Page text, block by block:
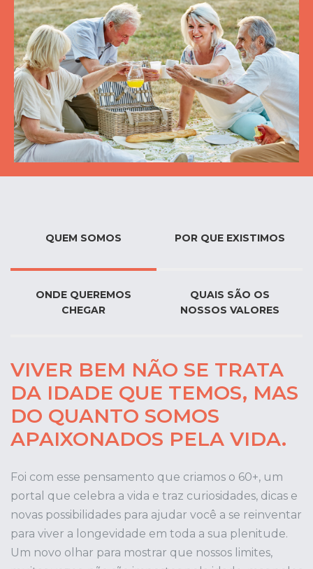
QUEM SOMOS POR QUE EXISTIMOS
ONDE QUEREMOS
CHEGAR
QUAIS SÃO OS
NOSSOS VALORES
VIVER BEM NÃO SE TRATA
DA IDADE QUE TEMOS, MAS
DO QUANTO SOMOS
APAIXONADOS PELA VIDA.
Foi com esse pensamento que criamos o 60+, um
portal que celebra a vida e traz curiosidades, dicas e
novas possibilidades para ajudar você a se reinventar
para viver a longevidade em toda a sua plenitude.
Um novo olhar para mostrar que nossos limites,